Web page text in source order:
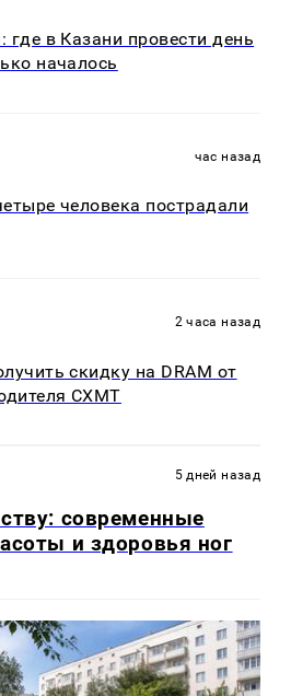
где в Казани провести день
началось
час назад
человека пострадали
2 часа назад
скидку на DRAM от
CXMT
5 дней назад
современные
и здоровья ног